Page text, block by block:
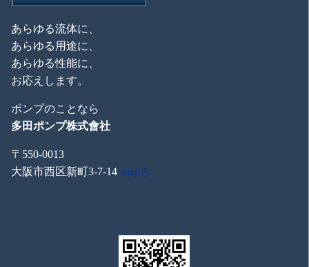
あらゆる流体に、
あらゆる用途に、
あらゆる性能に、
お応えします。
ポンプのことなら
多田ポンプ株式會社
〒550-0013
大阪市西区新町3-7-14 map